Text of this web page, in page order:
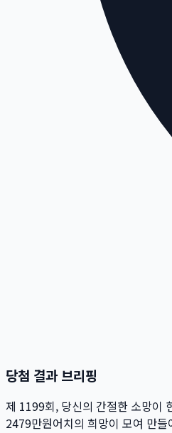
당첨 결과 브리핑
제 1199회, 당신의 간절한 소망이
2479만원어치의 희망이 모여 만